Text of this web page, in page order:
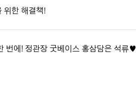
위한 해결책!
번에! 정관장 굿베이스 홍삼담은 석류♥